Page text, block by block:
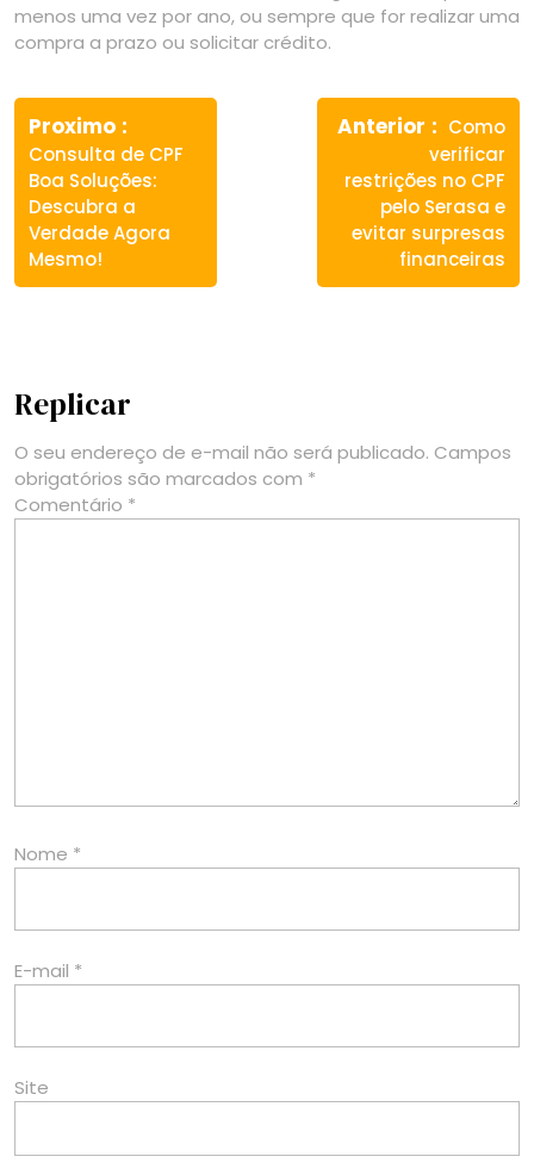
menos uma vez por ano, ou sempre que for realizar uma
compra a prazo ou solicitar crédito.
Navegação
de
Post
Proximo
post:
Consulta de CPF
Boa Soluções:
Descubra a
Verdade Agora
Mesmo!
Anterior
Next
post:
Como
verificar
restrições no CPF
pelo Serasa e
evitar surpresas
financeiras
Replicar
O seu endereço de e-mail não será publicado. Campos
obrigatórios são marcados com *
Comentário *
Nome *
E-mail *
Site